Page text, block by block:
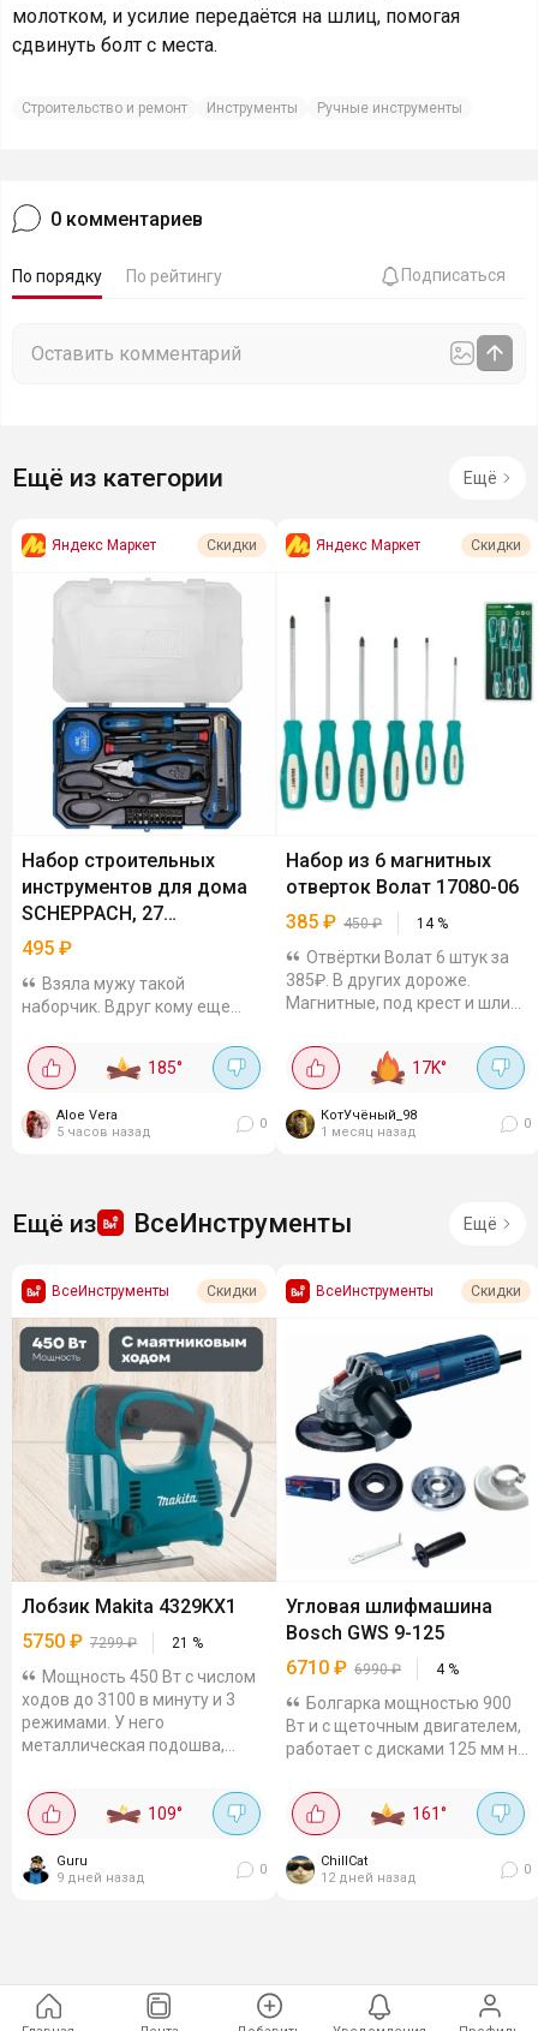
молотком, и усилие передаётся на шлиц, помогая
сдвинуть болт с места.
Строительство и ремонт Инструменты Ручные инструменты
0 комментариев
По порядку По рейтингу Подписаться
Ещё из категории Ещё
Яндекс Маркет Скидки
Набор строительных
инструментов для дома
SCHEPPACH, 27
предметов
495 ₽
Взяла мужу такой
наборчик. Вдруг кому еще
Надеюсь прослужит долго. В
кейсе: Отвёртки: PH2 и SL2
держателем бит ...
185°
Aloe Vera
5 часов назад
0
Яндекс Маркет Скидки
Набор из 6 магнитных
отверток Волат 17080-06
385 ₽ 450₽ 14%
Отвёртки Волат 6 штук за
385₽. В других дороже.
Магнитные, под крест и шлиц.
выскальзывают.
17K°
КотУчёный_98
1 месяц назад
0
Ещё из ВсеИнструменты Ещё
ВсеИнструменты Скидки
Лобзик Makita 4329KX1
5750 ₽ 7299₽ 21 %
Мощность 450 Вт с числом
ходов до 3100 в минуту и 3
режимами. У него
металлическая подошва,
резиновыми вставками, сдув
опилок Лобзик режет и...
109°
Guru
9 дней назад
0
ВсеИнструменты Скидки
Угловая шлифмашина
Bosch GWS 9-125
6710 ₽ 6990₽ 4%
Болгарка мощностью 900
Вт и с щеточным двигателем,
работает с дисками 125 мм на
Рукоятка ставится слева или
справа, есть защитный
кожух,...
161°
ChillCat
12 дней назад
0